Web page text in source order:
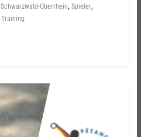
Schwarzwald-Oberrhein, Spieler,
Training